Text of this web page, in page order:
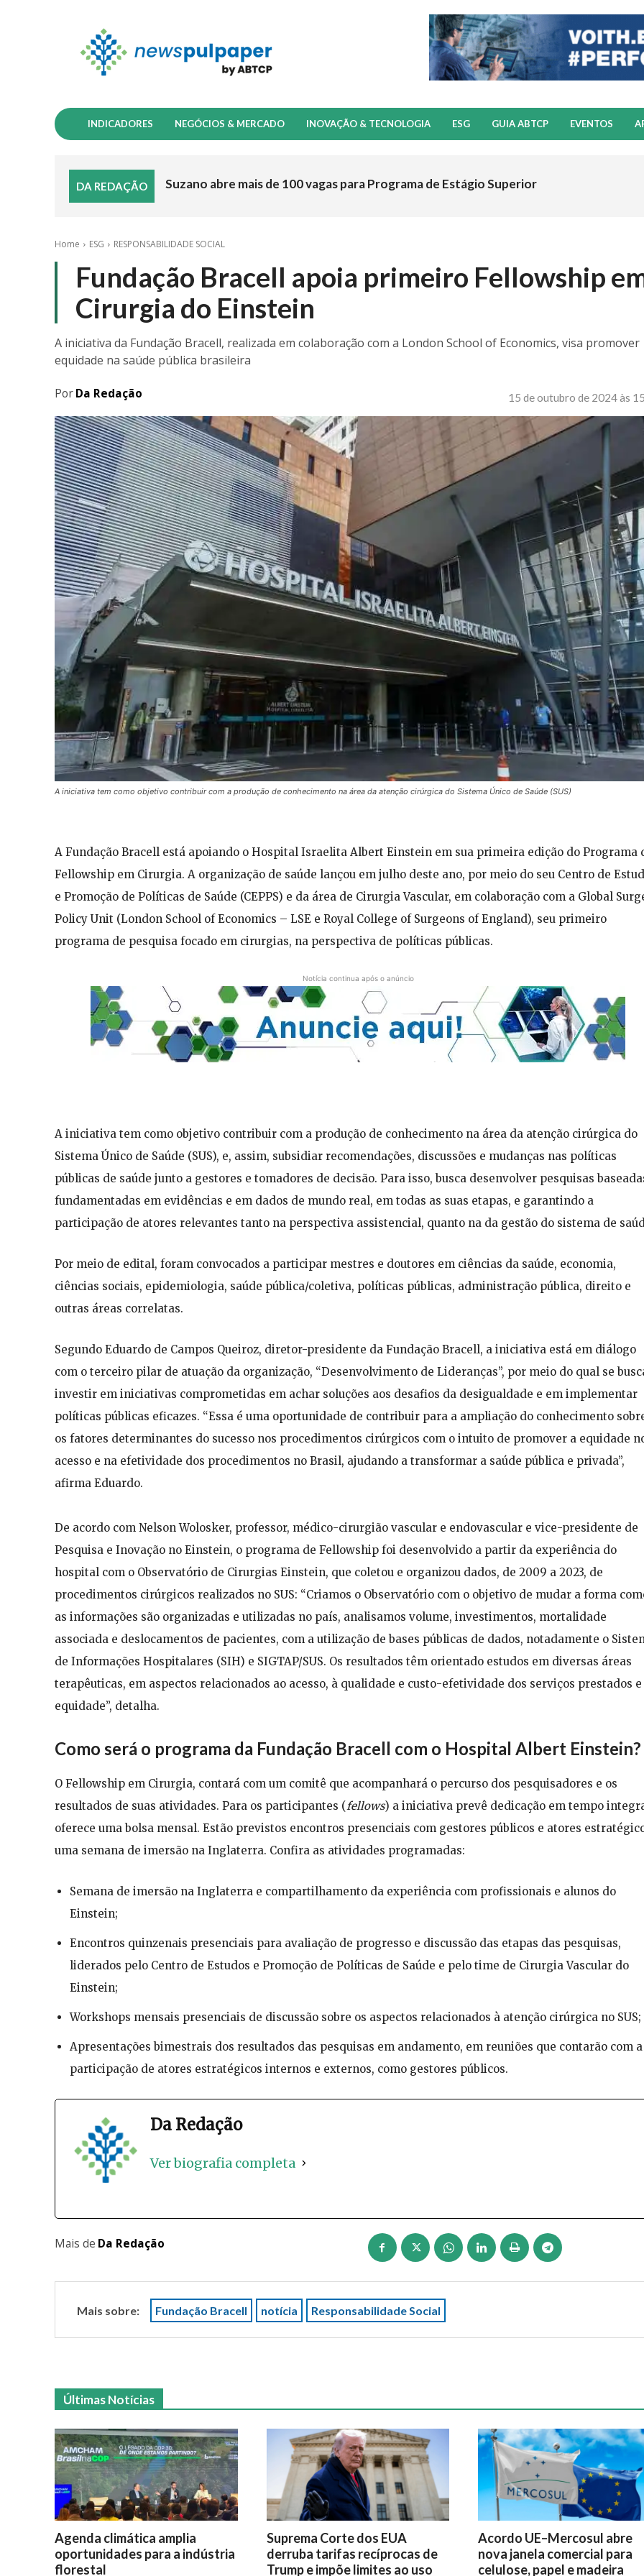
INDICADORES NEGÓCIOS & MERCADO INOVAÇÃO & TECNOLOGIA ESG GUIA ABTCP EVENTOS
DA REDAÇÃO Suzano abre mais de 100 vagas para Programa de Estágio Superior
Home ESG RESPONSABILIDADE SOCIAL
Fundação Bracell apoia primeiro Fellowship
Cirurgia do Einstein
A iniciativa da Fundação Bracell, realizada em colaboração com a London School of Economics, visa promover
equidade na saúde pública brasileira
PorDa Redação 15 de outubro de 2024 às
A iniciativa tem como objetivo contribuir com a produção de conhecimento na área da atenção cirúrgica do Sistema Único de Saúde (SUS)
A Fundação Bracell está apoiando o Hospital Israelita Albert Einstein em sua primeira edição do Programa
Fellowship em Cirurgia. A organização de saúde lançou em julho deste ano, por meio do seu Centro de
e Promoção de Políticas de Saúde (CEPPS) e da área de Cirurgia Vascular, em colaboração com a Global
Policy Unit (London School of Economics – LSE e Royal College of Surgeons of England), seu primeiro
programa de pesquisa focado em cirurgias, na perspectiva de políticas públicas.
Notícia continua após o anúncio
A iniciativa tem como objetivo contribuir com a produção de conhecimento na área da atenção cirúrgica do
Sistema Único de Saúde (SUS), e, assim, subsidiar recomendações, discussões e mudanças nas políticas
públicas de saúde junto a gestores e tomadores de decisão. Para isso, busca desenvolver pesquisas
fundamentadas em evidências e em dados de mundo real, em todas as suas etapas, e garantindo a
participação de atores relevantes tanto na perspectiva assistencial, quanto na da gestão do sistema de
Por meio de edital, foram convocados a participar mestres e doutores em ciências da saúde, economia,
ciências sociais, epidemiologia, saúde pública/coletiva, políticas públicas, administração pública, direito e
outras áreas correlatas.
Segundo Eduardo de Campos Queiroz, diretor-presidente da Fundação Bracell, a iniciativa está em diálogo
com o terceiro pilar de atuação da organização, “Desenvolvimento de Lideranças”, por meio do qual se
investir em iniciativas comprometidas em achar soluções aos desafios da desigualdade e em implementar
políticas públicas eficazes. “Essa é uma oportunidade de contribuir para a ampliação do conhecimento
os fatores determinantes do sucesso nos procedimentos cirúrgicos com o intuito de promover a equidade
acesso e na efetividade dos procedimentos no Brasil, ajudando a transformar a saúde pública e privada”,
afirma Eduardo.
De acordo com Nelson Wolosker, professor, médico-cirurgião vascular e endovascular e vice-presidente de
Pesquisa e Inovação no Einstein, o programa de Fellowship foi desenvolvido a partir da experiência do
hospital com o Observatório de Cirurgias Einstein, que coletou e organizou dados, de 2009 a 2023, de
procedimentos cirúrgicos realizados no SUS: “Criamos o Observatório com o objetivo de mudar a forma
as informações são organizadas e utilizadas no país, analisamos volume, investimentos, mortalidade
associada e deslocamentos de pacientes, com a utilização de bases públicas de dados, notadamente o
de Informações Hospitalares (SIH) e SIGTAP/SUS. Os resultados têm orientado estudos em diversas áreas
terapêuticas, em aspectos relacionados ao acesso, à qualidade e custo-efetividade dos serviços prestados e
equidade”, detalha.
Como será o programa da Fundação Bracell com o Hospital Albert Einstein?
O Fellowship em Cirurgia, contará com um comitê que acompanhará o percurso dos pesquisadores e os
resultados de suas atividades. Para os participantes (fellows) a iniciativa prevê dedicação em tempo
oferece uma bolsa mensal. Estão previstos encontros presenciais com gestores públicos e atores
uma semana de imersão na Inglaterra. Confira as atividades programadas:
Semana de imersão na Inglaterra e compartilhamento da experiência com profissionais e alunos do
Einstein;
Encontros quinzenais presenciais para avaliação de progresso e discussão das etapas das pesquisas,
liderados pelo Centro de Estudos e Promoção de Políticas de Saúde e pelo time de Cirurgia Vascular do
Einstein;
Workshops mensais presenciais de discussão sobre os aspectos relacionados à atenção cirúrgica no SUS;
Apresentações bimestrais dos resultados das pesquisas em andamento, em reuniões que contarão com a
participação de atores estratégicos internos e externos, como gestores públicos.
Da Redação
Ver biografia completa
Mais de Da Redação
Mais sobre: Fundação Bracell notícia Responsabilidade Social
Últimas Notícias
Agenda climática amplia
oportunidades para a indústria
florestal
Suprema Corte dos EUA
derruba tarifas recíprocas de
Trump e impõe limites ao uso
Acordo UE–Mercosul abre
nova janela comercial para
celulose, papel e madeira